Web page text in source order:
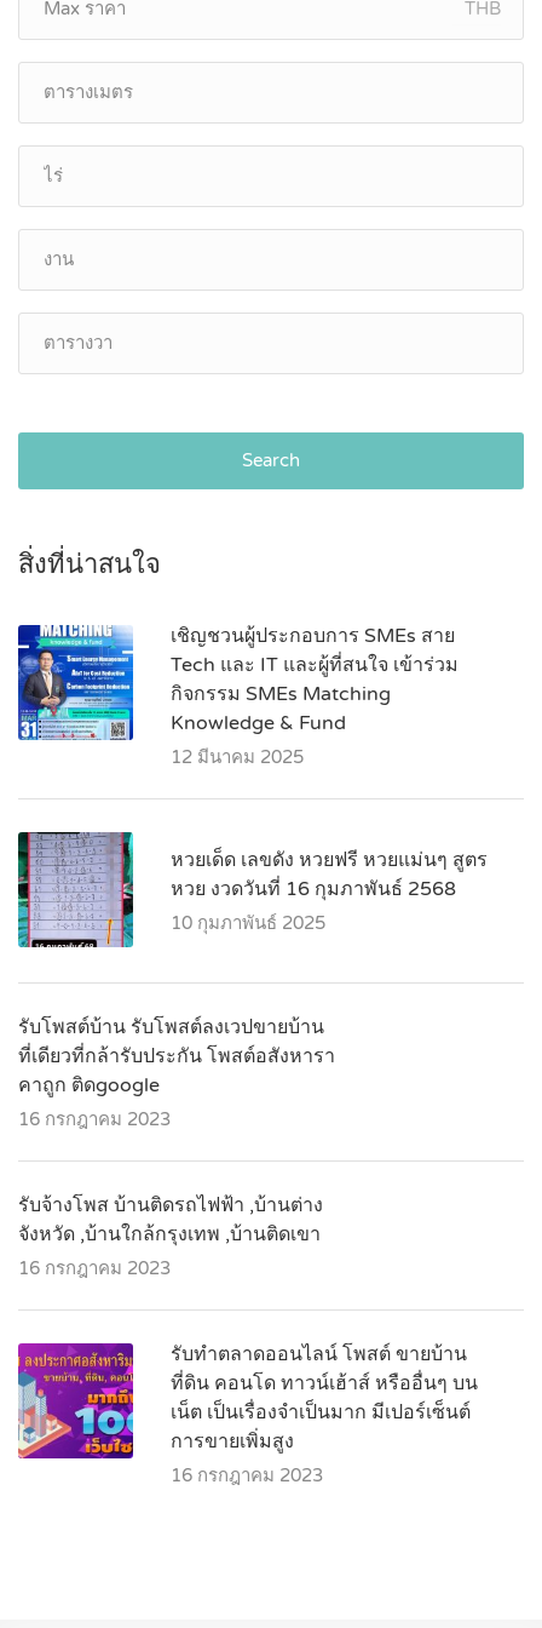
THB
Search
สิ่งที่น่าสนใจ
เชิญชวนผู้ประกอบการ SMEs สาย
Tech และ IT และผู้ที่สนใจ เข้าร่วม
กิจกรรม SMEs Matching
Knowledge & Fund
12 มีนาคม 2025
หวยเด็ด เลขดัง หวยฟรี หวยแม่นๆ สูตร
หวย งวดวันที่ 16 กุมภาพันธ์ 2568
10 กุมภาพันธ์ 2025
รับโพสต์บ้าน รับโพสต์ลงเวปขายบ้าน
ที่เดียวที่กล้ารับประกัน โพสต์อสังหารา
คาถูก ติดgoogle
16 กรกฎาคม 2023
รับจ้างโพส บ้านติดรถไฟฟ้า ,บ้านต่าง
จังหวัด ,บ้านใกล้กรุงเทพ ,บ้านติดเขา
16 กรกฎาคม 2023
รับทำตลาดออนไลน์ โพสต์ ขายบ้าน
ที่ดิน คอนโด ทาวน์เฮ้าส์ หรืออื่นๆ บน
เน็ต เป็นเรื่องจำเป็นมาก มีเปอร์เซ็นต์
การขายเพิ่มสูง
16 กรกฎาคม 2023